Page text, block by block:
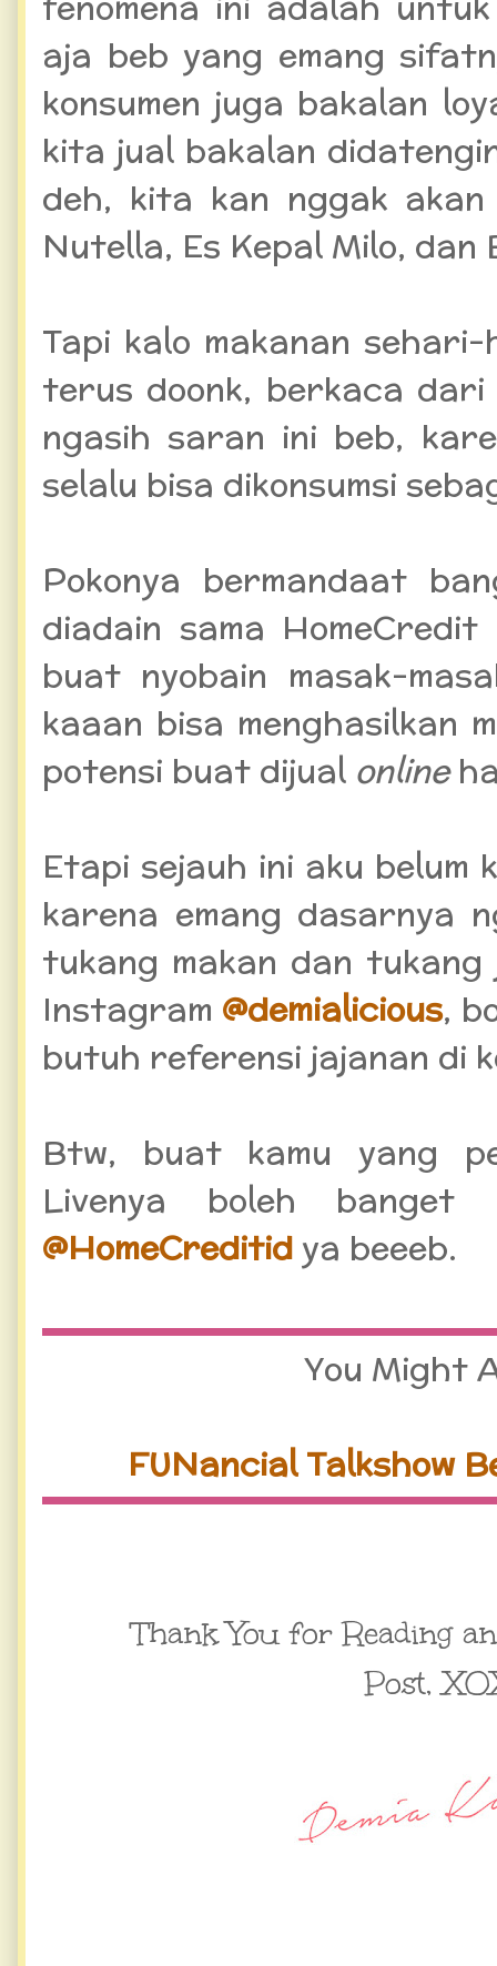
aja beb yang emang
konsumen juga bakalan
kita jual bakalan
deh, kita kan nggak
Nutella, Es Kepal Milo, dan
Tapi kalo makanan
terus doonk, berkaca
ngasih saran ini beb,
selalu bisa dikonsumsi
Pokonya bermandaat
diadain sama
buat nyobain masak-
kaaan bisa menghasilkan
potensi buat dijual online
Etapi sejauh ini aku belum
karena emang dasarnya
tukang makan dan
Instagram @demialicious,
butuh referensi jajanan di
Btw, buat kamu yang
Livenya boleh banget
@HomeCreditid ya beeeb.
You Might
FUNancial Talkshow
Thank You for Reading
Post,